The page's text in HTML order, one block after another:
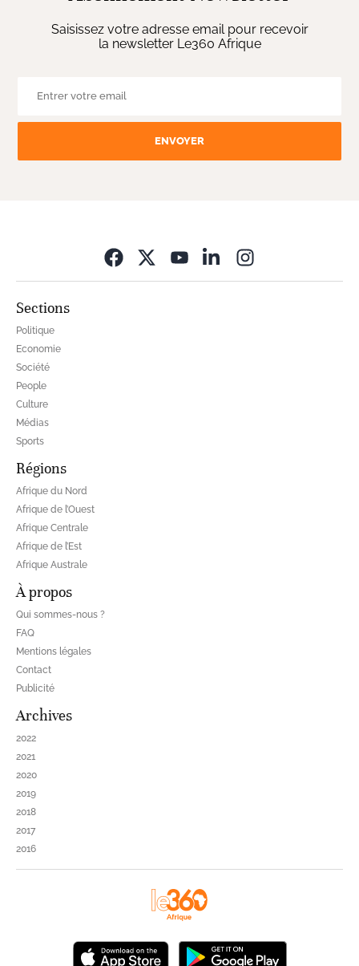
Saisissez votre adresse email pour recevoir
la newsletter Le360 Afrique
ENVOYER
Sections
Politique
Economie
Société
People
Culture
Médias
Sports
Régions
Afrique du Nord
Afrique de l’Ouest
Afrique Centrale
Afrique de l’Est
Afrique Australe
À propos
Qui sommes-nous ?
FAQ
Mentions légales
Contact
Publicité
Archives
2022
2021
2020
2019
2018
2017
2016